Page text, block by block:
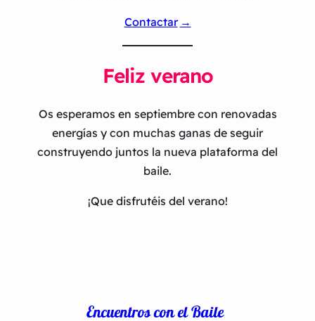
Contactar
Feliz verano
Os esperamos en septiembre con renovadas
energías y con muchas ganas de seguir
construyendo juntos la nueva plataforma del
baile.
¡Que disfrutéis del verano!
Encuentros con el Baile